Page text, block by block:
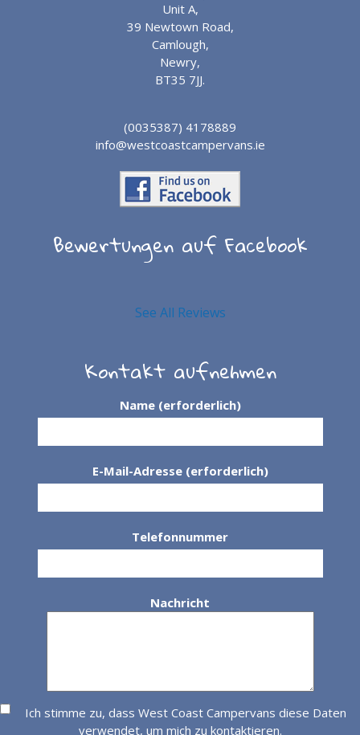
Unit A,
39 Newtown Road,
Camlough,
Newry,
BT35 7JJ.
(0035387) 4178889
info@westcoastcampervans.ie
Bewertungen auf Facebook
See All Reviews
Kontakt aufnehmen
Name (erforderlich)
E-Mail-Adresse (erforderlich)
Telefonnummer
Nachricht
Ich stimme zu, dass West Coast Campervans diese Daten
verwendet, um mich zu kontaktieren.